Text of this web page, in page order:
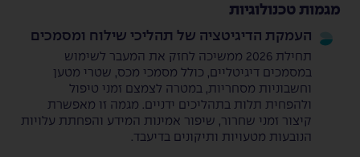
מגמות טכנולוגיות
העמקת הדיגיטציה של תהליכי שילוח ומסמכים
תחילת 2026 ממשיכה לחזק את המעבר לשימוש
במסמכים דיגיטליים, כולל מסמכי מכס, שטרי מטען
וחשבוניות מסחריות, במטרה לצמצם זמני טיפול
ולהפחית תלות בתהליכים ידניים. מגמה זו מאפשרת
קיצור זמני שחרור, שיפור אמינות המידע והפחתת עלויות
הנובעות מטעויות ותיקונים בדיעבד.